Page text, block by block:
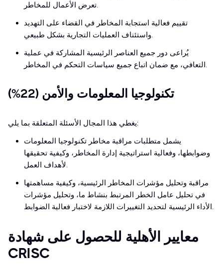
تعرض الأعمال للمخاطر.
تقييم فعالية استجابة المخاطر في القضاء على التهديد
واستئناف العمليات التجارية بشكل طبيعي.
يُراعى دور جميع العناصر الرئيسية المشاركة في عملية
التعافي، مع ضمان اتباع جميع سياسات التحكم في المخاطر.
تكنولوجيا المعلومات والأمن (22%)
يغطي هذا المجال الأسئلة المتعلقة بما يلي:
يشمل متطلبات مراقبة مخاطر تكنولوجيا المعلومات
وضوابطها، وفعالية استراتيجية إدارة المخاطر، وكيفية تحقيقها
لأهداف العمل.
مراقبة وتحليل مؤشرات المخاطر الرئيسية، وكيفية مساهمتها
في تحليل عامل الخطر المرتبط بنشاط ما، وتحليل مؤشرات
الأداء الرئيسية لتحديد التغييرات اللازمة لاختبار فعالية الضوابط.
معايير الأهلية للحصول على شهادة
CRISC